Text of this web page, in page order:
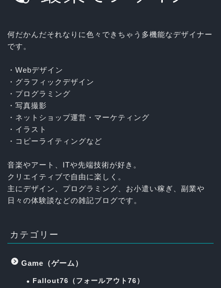
何だかんだそれなりに色々できちゃう多機能なデザイナー
です。
・Webデザイン
・グラフィックデザイン
・プログラミング
・写真撮影
・ネットショップ運営・マーケティング
・イラスト
・コピーライティングなど
音楽やアート、ITや先端技術が好き。
クリエイティブで自由に楽しく。
主にデザイン、プログラミング、お小遣い稼ぎ、副業や
日々の体験談などの雑記ブログです。
カテゴリー
Game（ゲーム）
Fallout76（フォールアウト76）